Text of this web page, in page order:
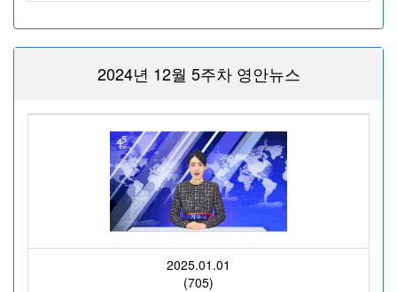
2024년 12월 5주차 영안뉴스
2025.01.01
(705)